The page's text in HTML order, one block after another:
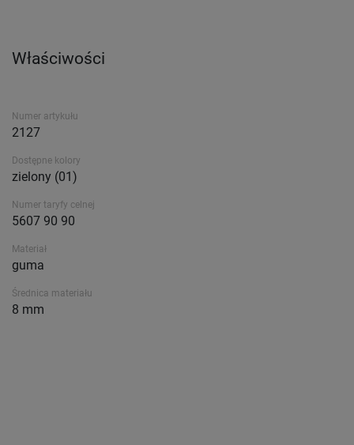
Właściwości
Numer artykułu
2127
Dostępne kolory
zielony (01)
Numer taryfy celnej
5607 90 90
Materiał
guma
Średnica materiału
8 mm